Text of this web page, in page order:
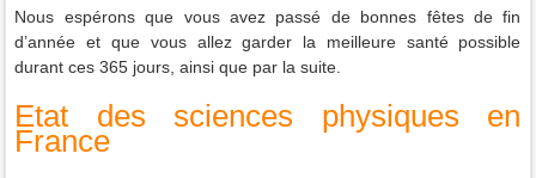
Nous espérons que vous avez passé de bonnes fêtes de fin
d’année et que vous allez garder la meilleure santé possible
durant ces 365 jours, ainsi que par la suite
Etat des sciences physiques en
France